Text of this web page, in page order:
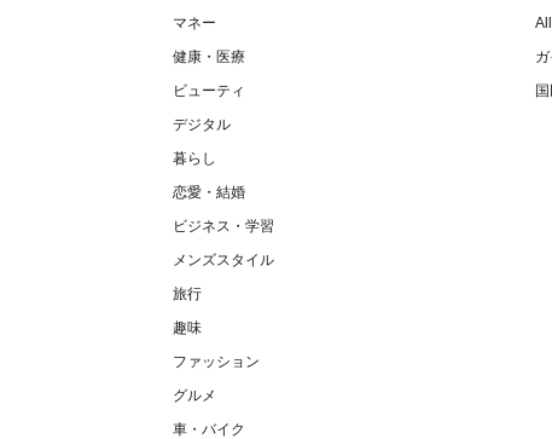
マネー
健康・医療
ビューティ
デジタル
暮らし
恋愛・結婚
ビジネス・学習
メンズスタイル
旅行
趣味
ファッション
グルメ
車・バイク